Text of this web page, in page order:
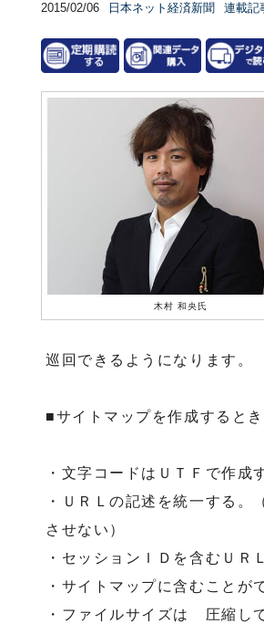
2015/02/06 日本ネット経済新聞 連載記
木村 和央氏
巡回できるようになります。
■サイトマップを作成すると
・文字コードはＵＴＦで作成
・ＵＲＬの記述を統一する。
させない）
・セッションＩＤを含むＵＲ
・サイトマップに含むことが
・ファイルサイズは 圧縮し